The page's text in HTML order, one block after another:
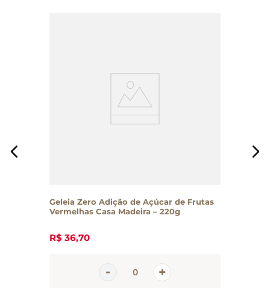
Geleia Zero Adição de Açúcar de Frutas
Vermelhas Casa Madeira – 220g
R$ 36,70